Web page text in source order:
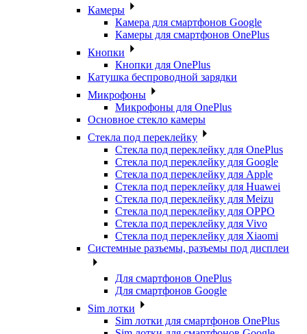
Камеры
Камера для смартфонов Google
Камеры для смартфонов OnePlus
Кнопки
Кнопки для OnePlus
Катушка беспроводной зарядки
Микрофоны
Микрофоны для OnePlus
Основное стекло камеры
Стекла под переклейку
Стекла под переклейку для OnePlus
Стекла под переклейку для Google
Стекла под переклейку для Apple
Стекла под переклейку для Huawei
Стекла под переклейку для Meizu
Стекла под переклейку для OPPO
Стекла под переклейку для Vivo
Стекла под переклейку для Xiaomi
Системные разъемы, разъемы под дисплеи
Для смартфонов OnePlus
Для смартфонов Google
Sim лотки
Sim лотки для смартфонов OnePlus